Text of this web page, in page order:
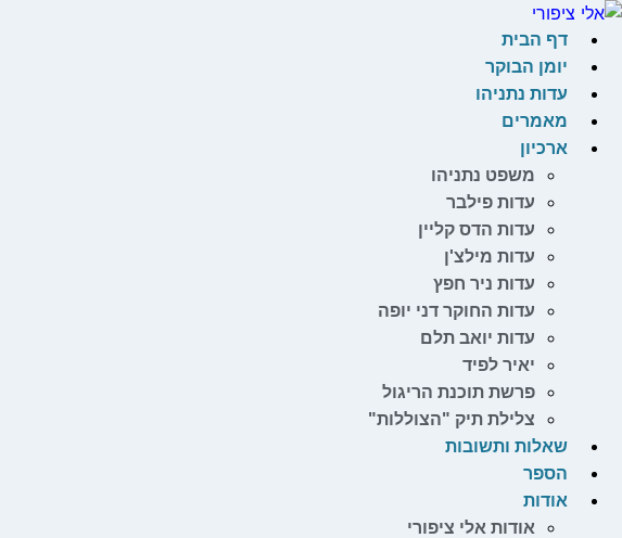
דלג
לתוכן
דף הבית
יומן הבוקר
עדות נתניהו
מאמרים
ארכיון
משפט נתניהו
עדות פילבר
עדות הדס קליין
עדות מילצ'ן
עדות ניר חפץ
עדות החוקר דני יופה
עדות יואב תלם
יאיר לפיד
פרשת תוכנת הריגול
צלילת תיק "הצוללות"
שאלות ותשובות
הספר
אודות
אודות אלי ציפורי